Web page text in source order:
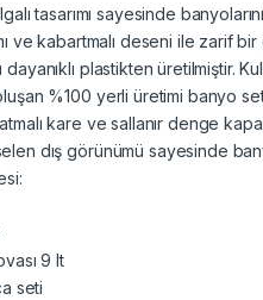
tasarımı sayesinde
ve kabartmalı deseni ile zarif
dayanıklı plastikten üretilmiştir.
%100 yerli üretimi banyo
kare ve sallanır denge
dış görünümü sayesinde
9 lt
seti